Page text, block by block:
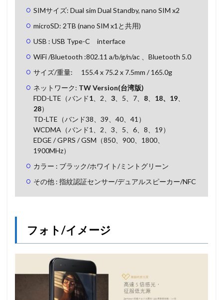
SIMサイズ: Dual sim Dual Standby, nano SIM x2
microSD: 2TB (nano SIM x1と共用)
USB : USB Type-C interface
WiFi /Bluetooth :802.11 a/b/g/n/ac 、Bluetooth 5.0
サイズ/重量: 155.4 x 75.2 x 7.5mm / 165.0g
ネットワーク: TW Version(台湾版)
FDD-LTE（バンド1 、2、 3 、5、7、 8 18、19
28）
TD-LTE（バンド38、39、40、41）
WCDMA（バンド1、2、3、5、6、8、19）
EDGE / GPRS / GSM（850、900、1800、
1900MHz）
カラー : ブラック/ホワイト/ミントグリーン
その他 : 指紋認証センサー/デュアルスピーカー/NFC
フォト/イメージ